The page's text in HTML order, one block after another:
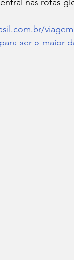
nas rotas
ser-o-maior-